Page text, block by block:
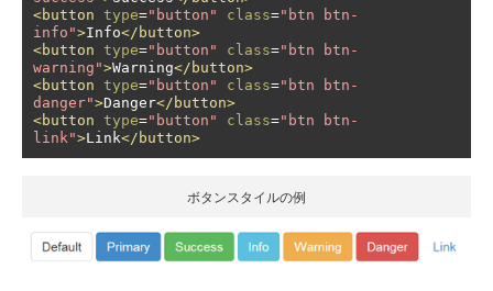
<button type="button" class="btn btn-
info">Info</button>
<button type="button" class="btn btn-
warning">Warning</button>
<button type="button" class="btn btn-
danger">Danger</button>
<button type="button" class="btn btn-
link">Link</button>
ボタンスタイルの例